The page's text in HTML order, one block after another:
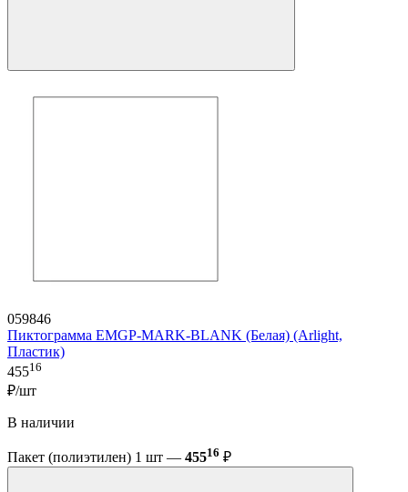
059846
Пиктограмма EMGP-MARK-BLANK (Белая) (Arlight,
Пластик)
45516
₽/шт
В наличии
Пакет (полиэтилен) 1 шт — 45516 ₽